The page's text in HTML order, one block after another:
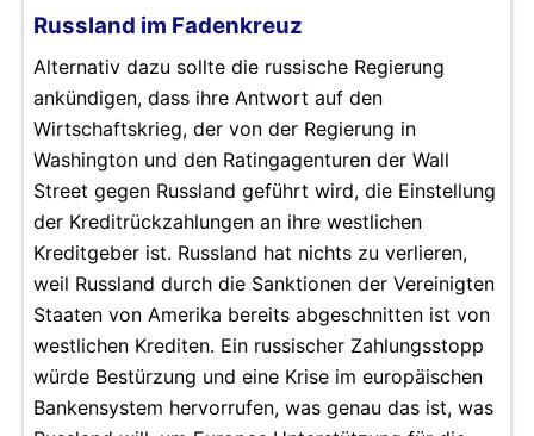
Russland im Fadenkreuz
Alternativ dazu sollte die russische Regierung
ankündigen, dass ihre Antwort auf den
Wirtschaftskrieg, der von der Regierung in
Washington und den Ratingagenturen der Wall
Street gegen Russland geführt wird, die Einstellung
der Kreditrückzahlungen an ihre westlichen
Kreditgeber ist. Russland hat nichts zu verlieren,
weil Russland durch die Sanktionen der Vereinigten
Staaten von Amerika bereits abgeschnitten ist von
westlichen Krediten. Ein russischer Zahlungsstopp
würde Bestürzung und eine Krise im europäischen
Bankensystem hervorrufen, was genau das ist, was